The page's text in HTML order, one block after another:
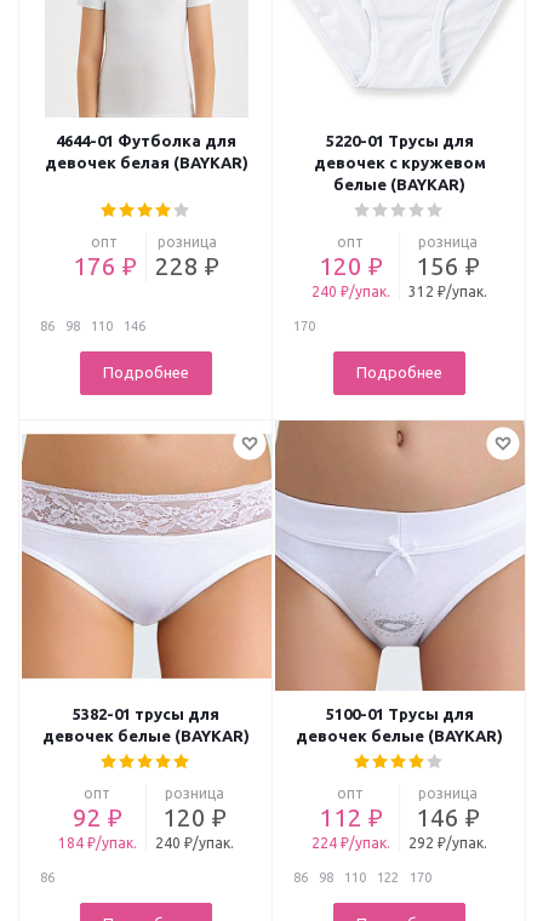
4644-01 Футболка для
девочек белая (BAYKAR)
опт
176 ₽
розница
228 ₽
86 98 110 146
Подробнее
5220-01 Трусы для
девочек с кружевом
белые (BAYKAR)
опт
120 ₽
240 ₽/упак.
розница
156 ₽
312 ₽/упак.
170
Подробнее
5382-01 трусы для
девочек белые (BAYKAR)
опт
92 ₽
184 ₽/упак.
розница
120 ₽
240 ₽/упак.
86
5100-01 Трусы для
девочек белые (BAYKAR)
опт
112 ₽
224 ₽/упак.
розница
146 ₽
292 ₽/упак.
86 98 110 122 170